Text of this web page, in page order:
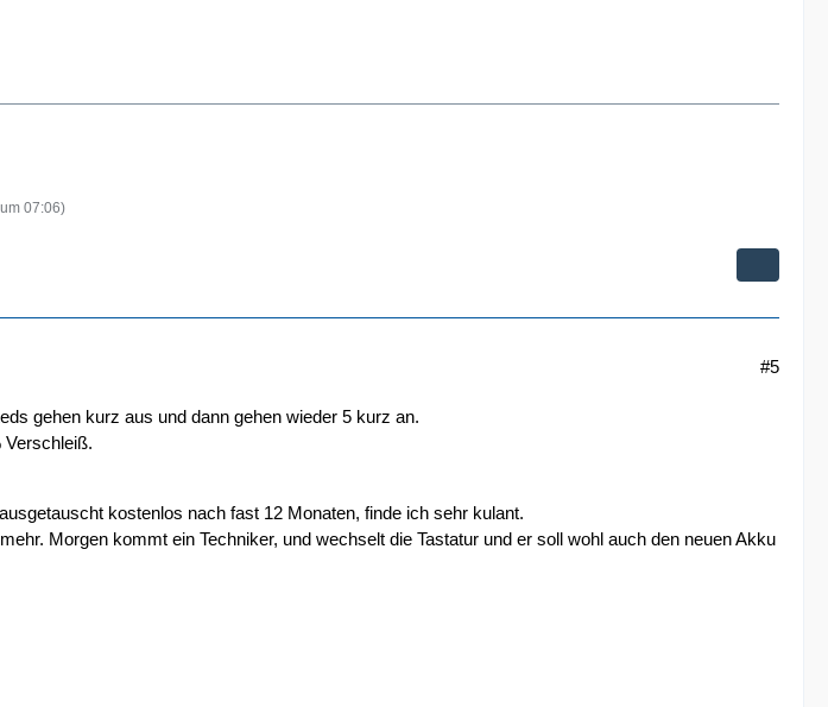
07:06)
#5
gehen kurz aus und dann gehen wieder 5 kurz an.
Verschleiß.
kostenlos nach fast 12 Monaten, finde ich sehr kulant.
Morgen kommt ein Techniker, und wechselt die Tastatur und er soll wohl auch den neuen Akku